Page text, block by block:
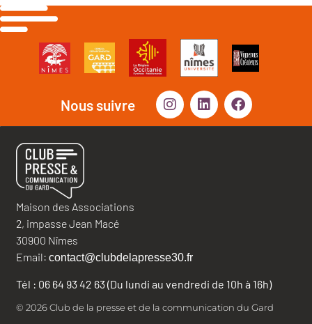
Nous suivre
Maison des Associations
2, impasse Jean Macé
30900 Nîmes
Email: contact@clubdelapresse30.fr
Tél : 06 64 93 42 63 (Du lundi au vendredi de 10h à 16h)
© 2026 Club de la presse et de la communication du Gard